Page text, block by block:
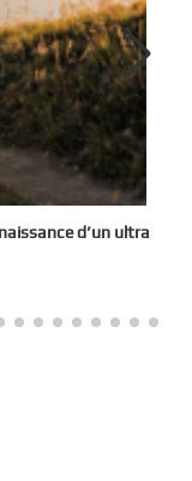
d’un ultra